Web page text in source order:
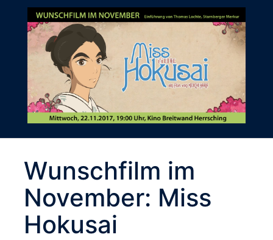
Wunschfilm im
November: Miss
Hokusai